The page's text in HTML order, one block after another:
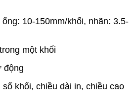
10-150mm/khối, nhãn: 3.5-
một khối
động
khối, chiều dài in, chiều cao